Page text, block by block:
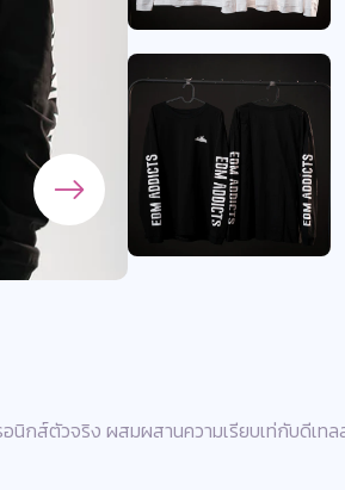
กส์ตัวจริง ผสมผสานความเรียบเท่กับดีเท